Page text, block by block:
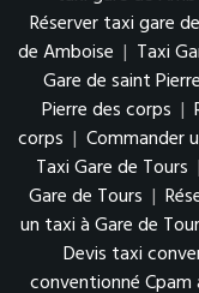
Réserver taxi gare
de Amboise | Taxi
Gare de saint
Pierre des corps |
corps | Commander
Taxi Gare de Tours |
Gare de Tours |
un taxi à Gare de
Devis taxi
conventionné Cpam